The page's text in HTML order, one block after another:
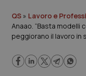
Governo e
Regioni e Asl
Lavoro e
QS » Lavoro e
Anaao. “Basta modelli
peggiorano il lavoro in